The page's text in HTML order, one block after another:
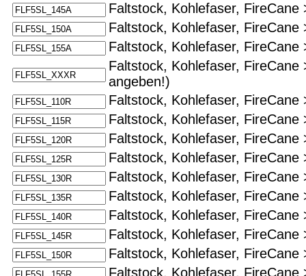
Faltstock, Kohlefaser,
Faltstock, Kohlefaser,
Faltstock, Kohlefaser,
Faltstock, Kohlefaser,
angeben!)
Faltstock, Kohlefaser,
Faltstock, Kohlefaser,
Faltstock, Kohlefaser,
Faltstock, Kohlefaser,
Faltstock, Kohlefaser,
Faltstock, Kohlefaser,
Faltstock, Kohlefaser,
Faltstock, Kohlefaser,
Faltstock, Kohlefaser,
Faltstock, Kohlefaser,